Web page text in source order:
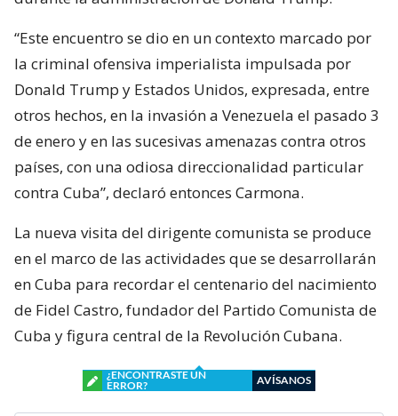
“Este encuentro se dio en un contexto marcado por
la criminal ofensiva imperialista impulsada por
Donald Trump y Estados Unidos, expresada, entre
otros hechos, en la invasión a Venezuela el pasado 3
de enero y en las sucesivas amenazas contra otros
países, con una odiosa direccionalidad particular
contra Cuba”, declaró entonces Carmona.
La nueva visita del dirigente comunista se produce
en el marco de las actividades que se desarrollarán
en Cuba para recordar el centenario del nacimiento
de Fidel Castro, fundador del Partido Comunista de
Cuba y figura central de la Revolución Cubana.
¿ENCONTRASTE UN
ERROR?
AVÍSANOS